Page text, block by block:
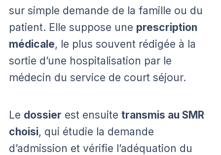
sur simple demande de la famille ou du
patient. Elle suppose une prescription
médicale, le plus souvent rédigée à la
sortie d’une hospitalisation par le
médecin du service de court séjour.
Le dossier est ensuite transmis au SMR
choisi, qui étudie la demande
d’admission et vérifie l’adéquation du